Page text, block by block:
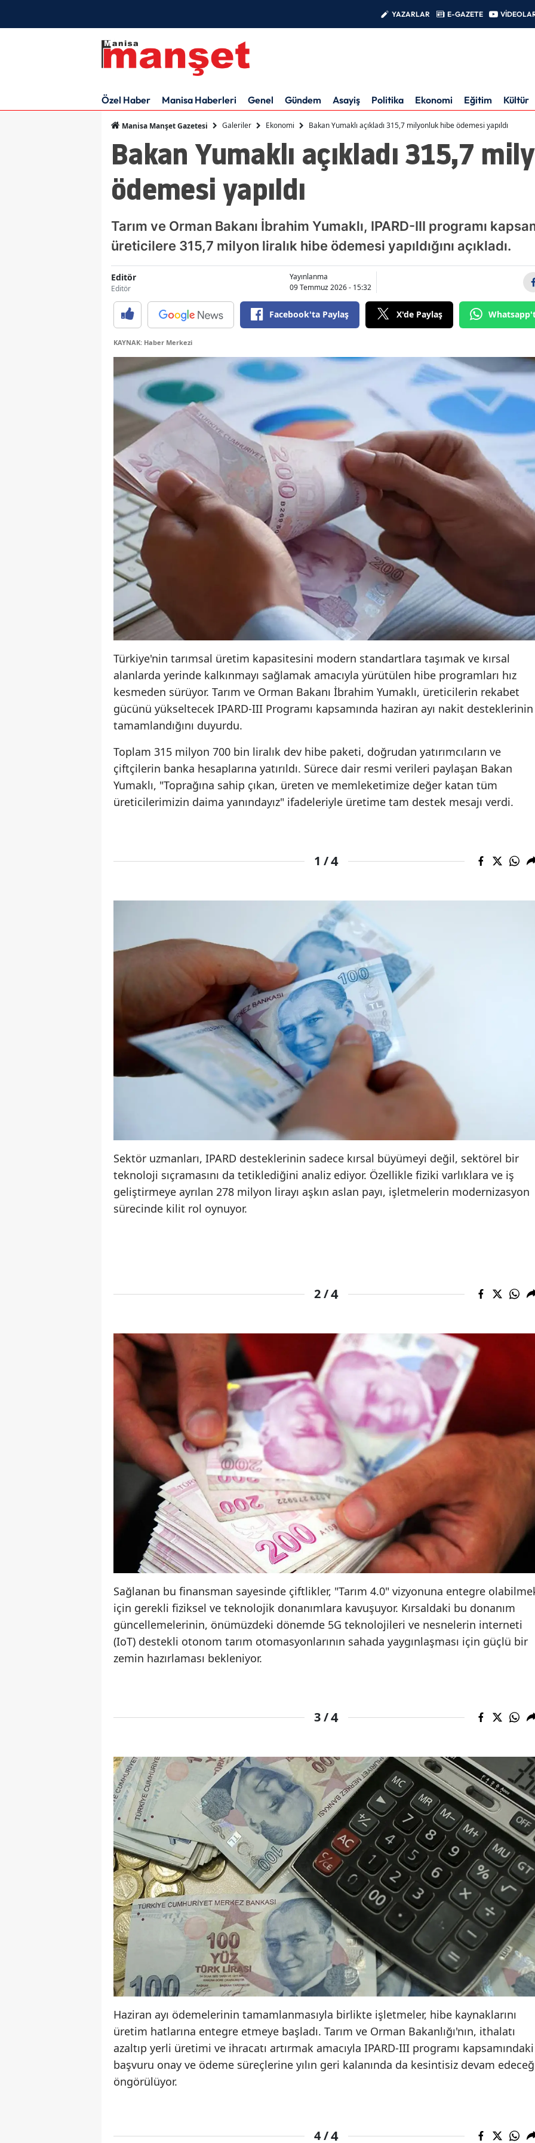
YAZARLAR E-GAZETE
Özel Haber Manisa Haberleri Genel Gündem Asayiş Politika Ekonomi Eğitim Kültür
Manisa Manşet Gazetesi Galeriler Ekonomi Bakan Yumaklı açıkladı 315,7 milyonluk hibe ödemesi yapıldı
Bakan Yumaklı açıkladı 315,7
ödemesi yapıldı
Tarım ve Orman Bakanı İbrahim Yumaklı, IPARD-III programı
üreticilere 315,7 milyon liralık hibe ödemesi yapıldığını açıkladı.
Editör
Editör
Yayınlanma
09 Temmuz 2026 - 15:32
Facebook'ta Paylaş X'de Paylaş
KAYNAK: Haber Merkezi
Türkiye'nin tarımsal üretim kapasitesini modern standartlara taşımak ve kırsal
alanlarda yerinde kalkınmayı sağlamak amacıyla yürütülen hibe programları hız
kesmeden sürüyor. Tarım ve Orman Bakanı İbrahim Yumaklı, üreticilerin rekabet
gücünü yükseltecek IPARD-III Programı kapsamında haziran ayı nakit desteklerinin
tamamlandığını duyurdu.
Toplam 315 milyon 700 bin liralık dev hibe paketi, doğrudan yatırımcıların ve
çiftçilerin banka hesaplarına yatırıldı. Sürece dair resmi verileri paylaşan Bakan
Yumaklı, "Toprağına sahip çıkan, üreten ve memleketimize değer katan tüm
üreticilerimizin daima yanındayız" ifadeleriyle üretime tam destek mesajı verdi.
1 /4
Sektör uzmanları, IPARD desteklerinin sadece kırsal büyümeyi değil, sektörel bir
teknoloji sıçramasını da tetiklediğini analiz ediyor. Özellikle fiziki varlıklara ve iş
geliştirmeye ayrılan 278 milyon lirayı aşkın aslan payı, işletmelerin modernizasyon
sürecinde kilit rol oynuyor.
2 /4
Sağlanan bu finansman sayesinde çiftlikler, "Tarım 4.0" vizyonuna entegre
için gerekli fiziksel ve teknolojik donanımlara kavuşuyor. Kırsaldaki bu donanım
güncellemelerinin, önümüzdeki dönemde 5G teknolojileri ve nesnelerin interneti
(IoT) destekli otonom tarım otomasyonlarının sahada yaygınlaşması için güçlü bir
zemin hazırlaması bekleniyor.
3 /4
Haziran ayı ödemelerinin tamamlanmasıyla birlikte işletmeler, hibe kaynaklarını
üretim hatlarına entegre etmeye başladı. Tarım ve Orman Bakanlığı'nın, ithalatı
azaltıp yerli üretimi ve ihracatı artırmak amacıyla IPARD-III programı kapsamındaki
başvuru onay ve ödeme süreçlerine yılın geri kalanında da kesintisiz devam
öngörülüyor.
4 /4